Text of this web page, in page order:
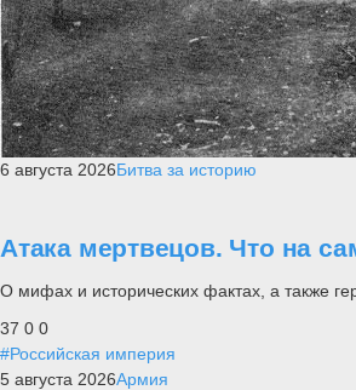
6 августа 2026Битва за историю
Атака мертвецов. Что на
О мифах и исторических фактах, а также
37 0 0
#Российская империя
5 августа 2026Армия